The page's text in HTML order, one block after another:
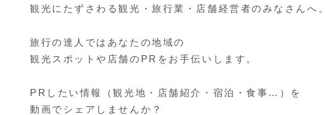
観光にたずさわる観光・旅行業・店舗経営者のみなさんへ。
旅行の達人ではあなたの地域の
観光スポットや店舗のPRをお手伝いします。
PRしたい情報（観光地・店舗紹介・宿泊・食事…）を
動画でシェアしませんか？